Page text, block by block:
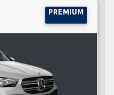
PREMIUM